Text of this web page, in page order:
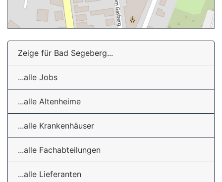
Zeige für Bad Segeberg...
...alle Jobs
...alle Altenheime
...alle Krankenhäuser
...alle Fachabteilungen
...alle Lieferanten